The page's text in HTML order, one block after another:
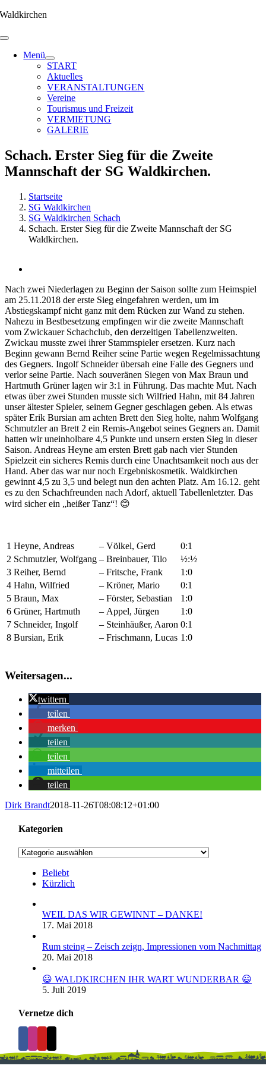
Zum
springen
Waldkirchen
Menü
START
Aktuelles
VERANSTALTUNGEN
Vereine
Tourismus und Freizeit
VERMIETUNG
GALERIE
Schach. Erster Sieg für die Zweite
Mannschaft der SG Waldkirchen.
Startseite
SG Waldkirchen
SG Waldkirchen Schach
Schach. Erster Sieg für die Zweite Mannschaft der SG
Waldkirchen.
Bild
Nach zwei Niederlagen zu Beginn der Saison sollte zum Heimspiel
am 25.11.2018 der erste Sieg eingefahren werden, um im
Abstiegskampf nicht ganz mit dem Rücken zur Wand zu stehen.
Nahezu in Bestbesetzung empfingen wir die zweite Mannschaft
vom Zwickauer Schachclub, den derzeitigen Tabellenzweiten.
Zwickau musste zwei ihrer Stammspieler ersetzen. Kurz nach
Beginn gewann Bernd Reiher seine Partie wegen Regelmissachtung
des Gegners. Ingolf Schneider übersah eine Falle des Gegners und
verlor seine Partie. Nach souveränen Siegen von Max Braun und
Hartmuth Grüner lagen wir 3:1 in Führung. Das machte Mut. Nach
etwas über zwei Stunden musste sich Wilfried Hahn, mit 84 Jahren
unser ältester Spieler, seinem Gegner geschlagen geben. Als etwas
später Erik Bursian am achten Brett den Sieg holte, nahm Wolfgang
Schmutzler an Brett 2 ein Remis-Angebot seines Gegners an. Damit
hatten wir uneinholbare 4,5 Punkte und unsern ersten Sieg in dieser
Saison. Andreas Heyne am ersten Brett gab nach vier Stunden
Spielzeit ein sicheres Remis durch eine Unachtsamkeit noch aus der
Hand. Aber das war nur noch Ergebniskosmetik. Waldkirchen
gewinnt 4,5 zu 3,5 und belegt nun den achten Platz. Am 16.12. geht
es zu den Schachfreunden nach Adorf, aktuell Tabellenletzter. Das
wird sicher ein „heißer Tanz“! 😊
1 Heyne, Andreas – Völkel, Gerd
0:1
2 Schmutzler, Wolfgang – Breinbauer, Tilo
½:½
3 Reiher, Bernd – Fritsche, Frank
1:0
4 Hahn, Wilfried – Kröner, Mario
0:1
5 Braun, Max – Förster, Sebastian
1:0
6 Grüner, Hartmuth – Appel, Jürgen
1:0
7 Schneider, Ingolf – Steinhäußer, Aaron 0:1
8 Bursian, Erik – Frischmann, Lucas 1:0
Weitersagen...
twittern
teilen
merken
teilen
teilen
mitteilen
teilen
Dirk Brandt2018-11-26T08:08:12+01:00
Kategorien
Kategorien
Beliebt
Kürzlich
WEIL DAS WIR GEWINNT – DANKE!
17. Mai 2018
Rum steing – Zeisch zeign, Impressionen vom Nachmittag
20. Mai 2018
😃 WALDKIRCHEN IHR WART WUNDERBAR 😃
5. Juli 2019
Vernetze dich